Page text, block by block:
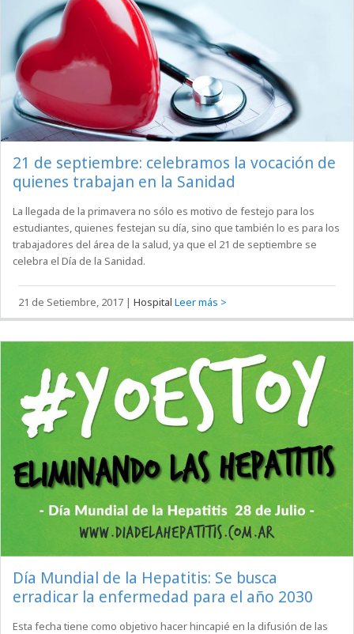
21 de septiembre: celebramos la vocación de
quienes trabajan en la Sanidad
La llegada de la primavera no sólo es motivo de festejo para los
estudiantes, quienes festejan su día, sino que también lo es para los
trabajadores del área de la salud, ya que el 21 de septiembre se
celebra el Día de la Sanidad.
21 de Setiembre, 2017 |Hospital Leer más >
Día Mundial de la Hepatitis: Se busca
erradicar la enfermedad para el año 2030
Esta fecha tiene como objetivo hacer hincapié en la difusión de las